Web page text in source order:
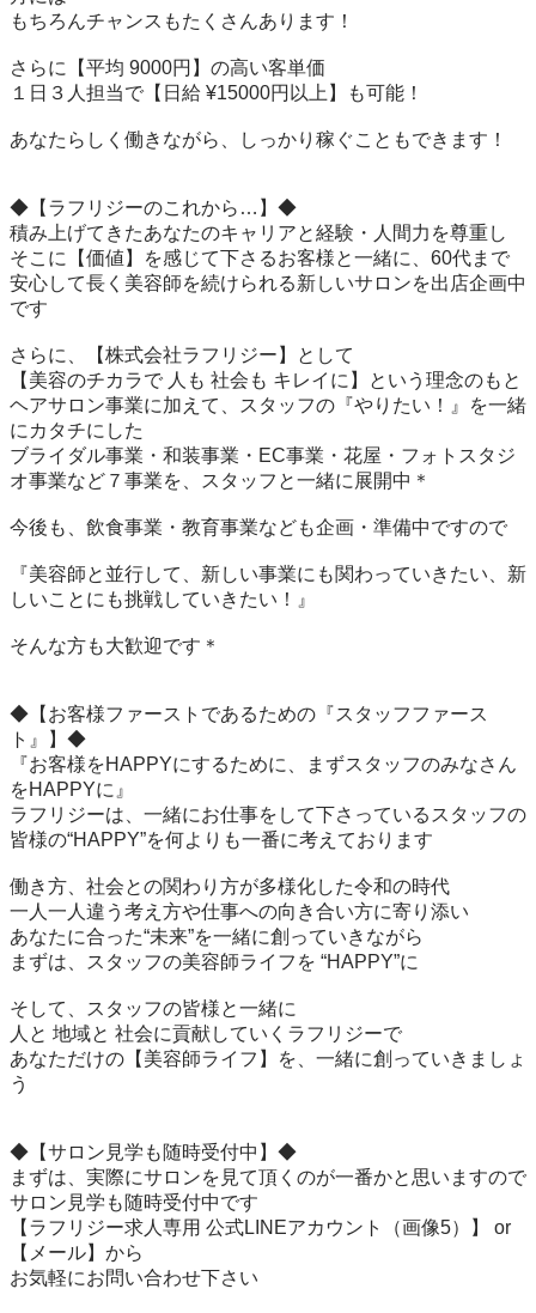
もちろんチャンスもたくさんあります！
さらに【平均 9000円】の高い客単価
１日３人担当で【日給 ¥15000円以上】も可能！
あなたらしく働きながら、しっかり稼ぐこともできます！
◆【ラフリジーのこれから…】◆
積み上げてきたあなたのキャリアと経験・人間力を尊重し
そこに【価値】を感じて下さるお客様と一緒に、60代まで
安心して長く美容師を続けられる新しいサロンを出店企画中
です
さらに、【株式会社ラフリジー】として
【美容のチカラで 人も 社会も キレイに】という理念のもと
ヘアサロン事業に加えて、スタッフの『やりたい！』を一緒
にカタチにした
ブライダル事業・和装事業・EC事業・花屋・フォトスタジ
オ事業など７事業を、スタッフと一緒に展開中＊
今後も、飲食事業・教育事業なども企画・準備中ですので
『美容師と並行して、新しい事業にも関わっていきたい、新
しいことにも挑戦していきたい！』
そんな方も大歓迎です＊
◆【お客様ファーストであるための『スタッフファース
ト』】◆
『お客様をHAPPYにするために、まずスタッフのみなさん
をHAPPYに』
ラフリジーは、一緒にお仕事をして下さっているスタッフの
皆様の“HAPPY”を何よりも一番に考えております
働き方、社会との関わり方が多様化した令和の時代
一人一人違う考え方や仕事への向き合い方に寄り添い
あなたに合った“未来”を一緒に創っていきながら
まずは、スタッフの美容師ライフを “HAPPY”に
そして、スタッフの皆様と一緒に
人と 地域と 社会に貢献していくラフリジーで
あなただけの【美容師ライフ】を、一緒に創っていきましょ
う
◆【サロン見学も随時受付中】◆
まずは、実際にサロンを見て頂くのが一番かと思いますので
サロン見学も随時受付中です
【ラフリジー求人専用 公式LINEアカウント（画像5）】 or
【メール】から
お気軽にお問い合わせ下さい